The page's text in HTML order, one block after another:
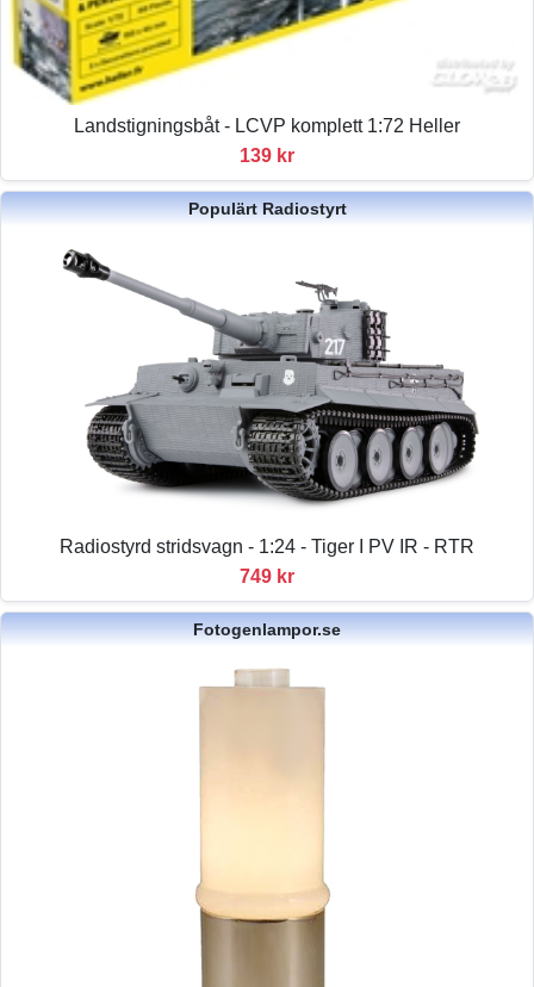
Landstigningsbåt - LCVP komplett 1:72 Heller
139 kr
Populärt Radiostyrt
Radiostyrd stridsvagn - 1:24 - Tiger I PV IR - RTR
749 kr
Fotogenlampor.se